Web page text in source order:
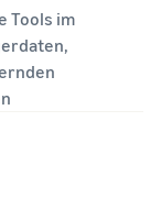
Tools im